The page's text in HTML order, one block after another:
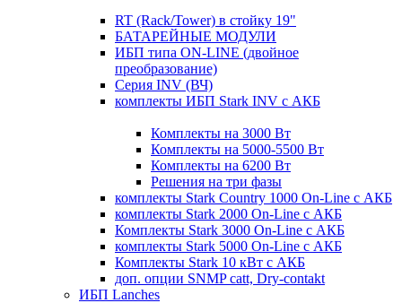
RT (Rack/Tower) в стойку 19"
БАТАРЕЙНЫЕ МОДУЛИ
ИБП типа ON-LINE (двойное
преобразование)
Серия INV (ВЧ)
комплекты ИБП Stark INV с АКБ
Комплекты на 3000 Вт
Комплекты на 5000-5500 Вт
Комплекты на 6200 Вт
Решения на три фазы
комплекты Stark Country 1000 On-Line с АКБ
комплекты Stark 2000 On-Line с АКБ
Комплекты Stark 3000 On-Line с АКБ
комплекты Stark 5000 On-Line с АКБ
Комплекты Stark 10 кВт с АКБ
доп. опции SNMP catt, Dry-contakt
ИБП Lanches